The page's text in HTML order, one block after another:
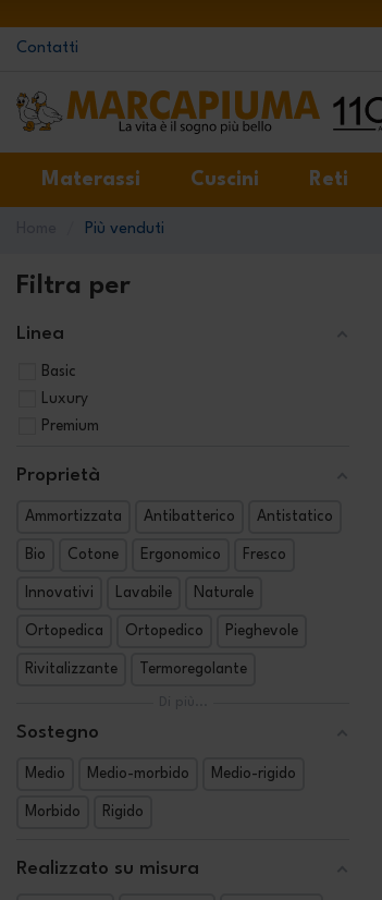
Contatti
Materassi Cuscini Reti
Più venduti
Filtra per
Linea
Basic
Luxury
Premium
Proprietà
Ammortizzata Antibatterico Antistatico
Bio Cotone Ergonomico Fresco
Innovativi Lavabile Naturale
Ortopedica Ortopedico Pieghevole
Rivitalizzante Termoregolante
Sostegno
Medio Medio-morbido Medio-rigido
Morbido Rigido
Realizzato su misura